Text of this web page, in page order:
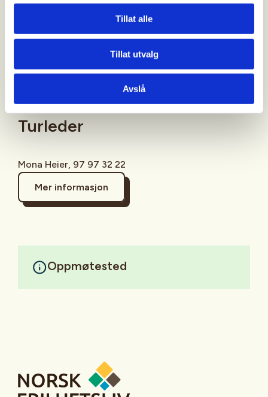
Tillat alle
Tillat utvalg
Avslå
Adkomst
Felles avreise fra Rakkestad Hallen – Skoleveien 12,
1890 Rakkestad
Turleder
Mona Heier, 97 97 32 22
Mer informasjon
Oppmøtested